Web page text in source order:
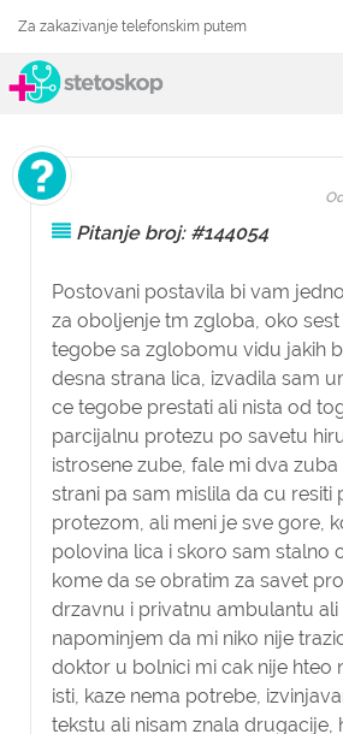
Za zakazivanje telefonskim putem
Pitanje broj: #144054
Postovani postavila bi vam
za oboljenje tm zgloba, oko
tegobe sa zglobomu vidu jakih
desna strana lica, izvadila sam
ce tegobe prestati ali nista od
parcijalnu protezu po savetu
istrosene zube, fale mi dva
strani pa sam mislila da cu resiti
protezom, ali meni je sve gore,
polovina lica i skoro sam stalno
kome da se obratim za savet
drzavnu i privatnu ambulantu ali
napominjem da mi niko nije
doktor u bolnici mi cak nije hteo
isti, kaze nema potrebe,
tekstu ali nisam znala drugacije,